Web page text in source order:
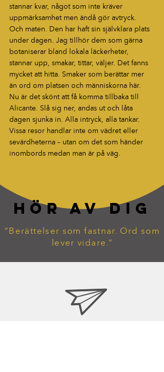
stannar kvar, något som inte kräver
uppmärksamhet men ändå gör avtryck.
Och maten. Den har haft sin självklara plats
under dagen. Jag tillhör dem som gärna
botaniserar bland lokala läckerheter,
stannar upp, smakar, tittar, väljer. Det fanns
mycket att hitta. Smaker som berättar mer
än ord om platsen och människorna här.
Nu är det skönt att få komma tillbaka till
Alicante. Slå sig ner, andas ut och låta
dagen sjunka in. Alla intryck, alla tankar.
Vissa resor handlar inte om vädret eller
sevärdheterna – utan om det som händer
inombords medan man är på väg.
HÖR AV DIG
“Berättelser som fastnar. Ord som
lever vidare.”